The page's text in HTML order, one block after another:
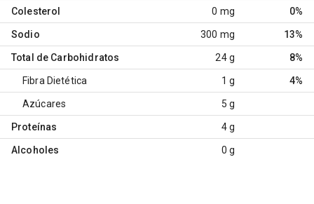
Colesterol 0 mg 0%
Sodio 300 mg 13%
Total de Carbohidratos 24 g 8%
Fibra Dietética 1 g 4%
Azúcares 5 g
Proteínas 4 g
Alcoholes 0 g